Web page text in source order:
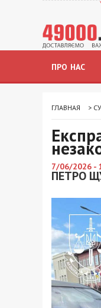
ПРО НАС
ГЛАВНАЯ >
7/06/2026 -
ПЕТРО